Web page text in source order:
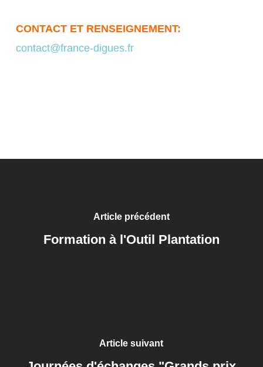
CONTACT ET RENSEIGNEMENT:
contact@france-digues.fr
Article précédent
Formation à l'Outil Plantation
Article suivant